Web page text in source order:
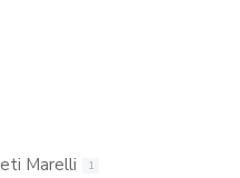
Marelli 1